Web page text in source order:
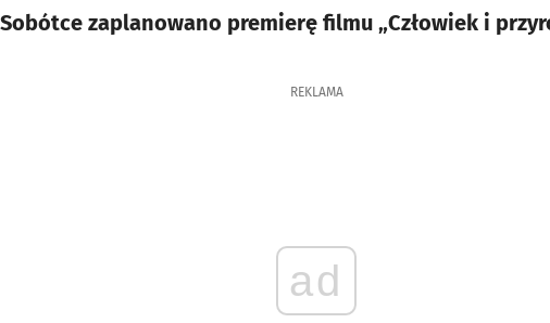
zaplanowano premierę filmu „Człowiek i
REKLAMA
ad